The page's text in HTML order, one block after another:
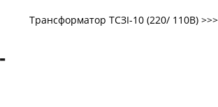
Трансформатор ТСЗІ-10 (220/ 110В) >>>